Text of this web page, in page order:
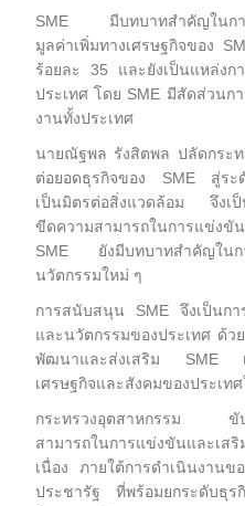
SME มีบทบาทสำคัญในการ
มูลค่าเพิ่มทางเศรษฐกิจของ
ร้อยละ 35 และยังเป็นแหล่งก
ประเทศ โดย SME มีสัดส่วนก
งานทั้งประเทศ
นายณัฐพล รังสิตพล ปลัดกระท
ต่อยอดธุรกิจของ SME สู่ระ
เป็นมิตรต่อสิ่งแวดล้อม จึงเป็
ขีดความสามารถในการแข่งขั
SME ยังมีบทบาทสำคัญในกา
นวัตกรรมใหม่ ๆ
การสนับสนุน SME จึงเป็นกา
และนวัตกรรมของประเทศ ด้
พัฒนาและส่งเสริม SME เ
เศรษฐกิจและสังคมของประเท
กระทรวงอุตสาหกรรม ขับเ
สามารถในการแข่งขันและเส
เนื่อง ภายใต้การดำเนินงานข
ประชารัฐ ที่พร้อมยกระดับธุ